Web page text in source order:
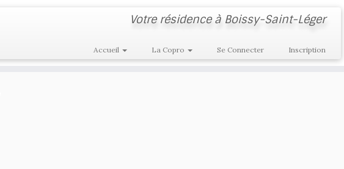
Votre résidence à Boissy-Saint-Léger
Accueil La Copro Se Connecter Inscription